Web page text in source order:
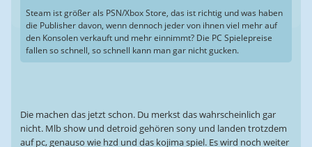
Steam ist größer als PSN/Xbox Store, das ist richtig und was haben
die Publisher davon, wenn dennoch jeder von ihnen viel mehr auf
den Konsolen verkauft und mehr einnimmt? Die PC Spielepreise
fallen so schnell, so schnell kann man gar nicht gucken.
Die machen das jetzt schon. Du merkst das wahrscheinlich gar
nicht. Mlb show und detroid gehören sony und landen trotzdem
auf pc, genauso wie hzd und das kojima spiel. Es wird noch weiter